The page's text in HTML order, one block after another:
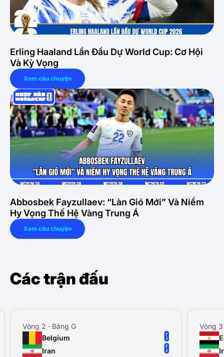
Erling Haaland Lần Đầu Dự World Cup: Cơ Hội
Và Kỳ Vọng
Xem câu chuyện
Abbosbek Fayzullaev: “Làn Gió Mới” Và Niềm
Hy Vọng Thế Hệ Vàng Trung Á
Xem câu chuyện
Các trận đấu
Vòng 2 · Bảng G
Belgium
Iran
0
0
Vòng 3